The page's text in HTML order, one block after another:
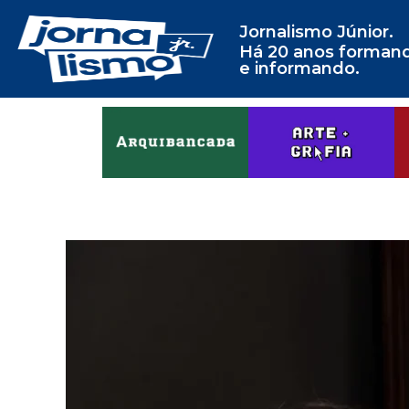
Jornalismo Júnior.
Há 20 anos
e informando.